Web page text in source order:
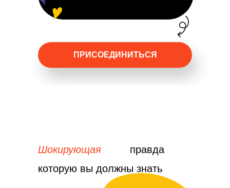
ПРИСОЕДИНИТЬСЯ
правда
которую вы должны знать
Шокирующая